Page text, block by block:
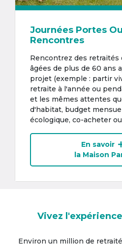
Journées Portes
Rencontres
Rencontrez des retraités
âgées de plus de 60 ans
projet (exemple : partir
retraite à l'année ou
et les mêmes attentes
d'habitat, budget
écologique, co-acheter
En savoir
la Maison
Vivez
Environ un million de